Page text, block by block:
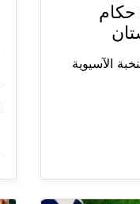
حكام
الآسيوية